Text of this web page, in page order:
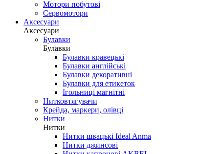
Мотори побутові
Сервомотори
Аксесуари
Аксесуари
Булавки
Булавки
Булавки кравецькі
Булавки англійські
Булавки декоративні
Булавки для етикеток
Ігольниці магнітні
Нитковтягувачи
Крейда, маркери, олівці
Нитки
Нитки
Нитки швацькі Ideal Anma
Нитки джинсові